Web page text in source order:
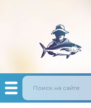
рыбалка
рыбалкаснасть
и донки
билет